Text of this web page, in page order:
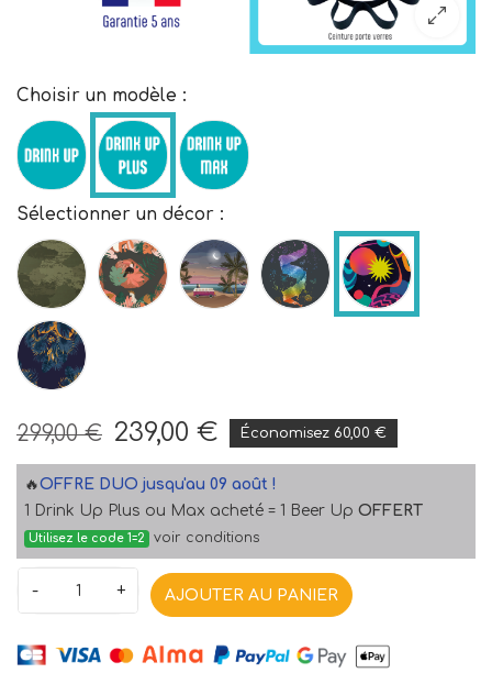
Choisir un modèle :
Sélectionner un décor :
299,00 € 239,00 € Économisez 60,00 €
🔥OFFRE DUO jusqu'au 09 août !
1 Drink Up Plus ou Max acheté = 1 Beer Up OFFERT
Utilisez le code 1=2 voir conditions
- + AJOUTER AU PANIER